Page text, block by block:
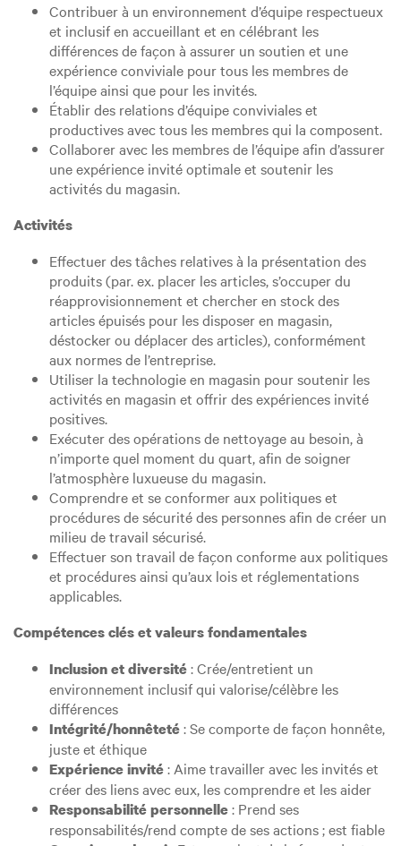
Contribuer à un environnement d’équipe respectueux
et inclusif en accueillant et en célébrant les
différences de façon à assurer un soutien et une
expérience conviviale pour tous les membres de
l’équipe ainsi que pour les invités.
Établir des relations d’équipe conviviales et
productives avec tous les membres qui la composent.
Collaborer avec les membres de l’équipe afin d’assurer
une expérience invité optimale et soutenir les
activités du magasin.
Activités
Effectuer des tâches relatives à la présentation des
produits (par. ex. placer les articles, s’occuper du
réapprovisionnement et chercher en stock des
articles épuisés pour les disposer en magasin,
déstocker ou déplacer des articles), conformément
aux normes de l’entreprise.
Utiliser la technologie en magasin pour soutenir les
activités en magasin et offrir des expériences invité
positives.
Exécuter des opérations de nettoyage au besoin, à
n’importe quel moment du quart, afin de soigner
l’atmosphère luxueuse du magasin.
Comprendre et se conformer aux politiques et
procédures de sécurité des personnes afin de créer un
milieu de travail sécurisé.
Effectuer son travail de façon conforme aux politiques
et procédures ainsi qu’aux lois et réglementations
applicables.
Compétences clés et valeurs fondamentales
Inclusion et diversité: Crée/entretient un
environnement inclusif qui valorise/célèbre les
différences
Intégrité/honnêteté: Se comporte de façon honnête,
juste et éthique
Expérience invité: Aime travailler avec les invités et
créer des liens avec eux, les comprendre et les aider
Responsabilité personnelle: Prend ses
responsabilités/rend compte de ses actions ; est fiable